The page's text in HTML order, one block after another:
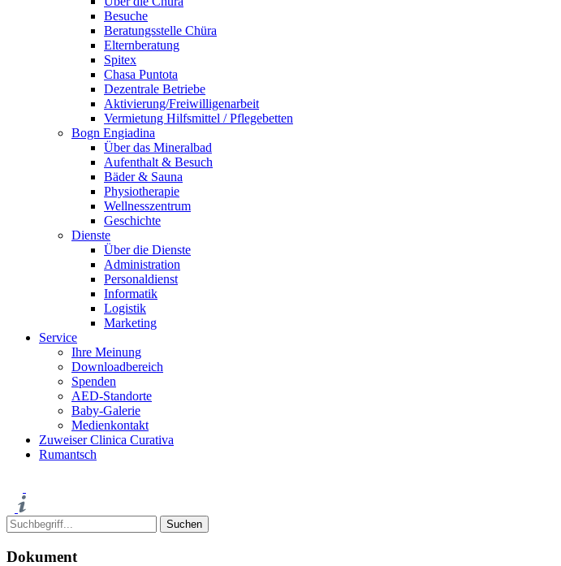
Besuche
Beratungsstelle Chüra
Elternberatung
Spitex
Chasa Puntota
Dezentrale Betriebe
Aktivierung/Freiwilligenarbeit
Vermietung Hilfsmittel / Pflegebetten
Bogn Engiadina
Über das Mineralbad
Aufenthalt & Besuch
Bäder & Sauna
Physiotherapie
Wellnesszentrum
Geschichte
Dienste
Über die Dienste
Administration
Personaldienst
Informatik
Logistik
Marketing
Service
Ihre Meinung
Downloadbereich
Spenden
AED-Standorte
Baby-Galerie
Medienkontakt
Zuweiser Clinica Curativa
Rumantsch
Dokument